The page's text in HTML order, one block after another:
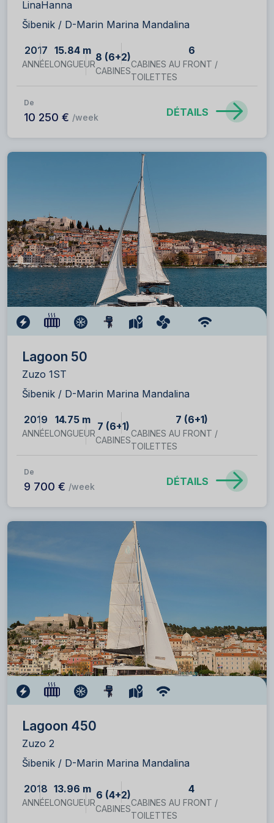
LinaHanna
Šibenik / D-Marin Marina Mandalina
2017
ANNÉE
15.84 m
LONGUEUR
8 (6+2)
CABINES
6
CABINES AU FRONT /
TOILETTES
De
10 250 € /week DÉTAILS
Lagoon 50
Zuzo 1ST
Šibenik / D-Marin Marina Mandalina
2019
ANNÉE
14.75 m
LONGUEUR
7 (6+1)
CABINES
7 (6+1)
CABINES AU FRONT /
TOILETTES
De
9 700 € /week DÉTAILS
Lagoon 450
Zuzo 2
Šibenik / D-Marin Marina Mandalina
2018
ANNÉE
13.96 m
LONGUEUR
6 (4+2)
CABINES
4
CABINES AU FRONT /
TOILETTES